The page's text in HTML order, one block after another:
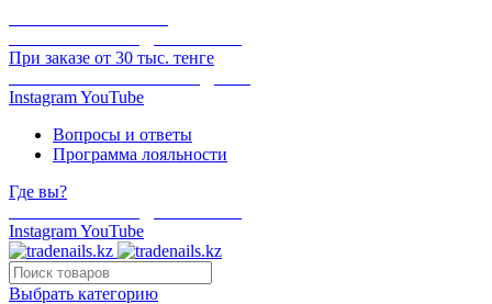
При заказе от 30 тыс. тенге
InstagramYouTube
Вопросы и ответы
Программа лояльности
Где вы?
InstagramYouTube
Выбрать категорию